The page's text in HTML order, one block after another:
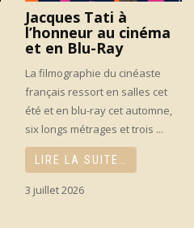
Jacques Tati à
l’honneur au cinéma
et en Blu-Ray
La filmographie du cinéaste
français ressort en salles cet
été et en blu-ray cet automne,
six longs métrages et trois ...
LIRE LA SUITE…
3 juillet 2026